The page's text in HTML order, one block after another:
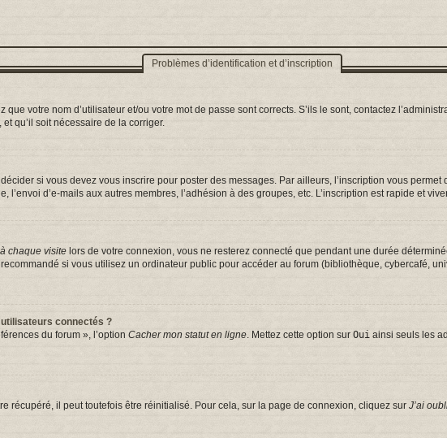
Problèmes d’identification et d’inscription
votre nom d’utilisateur et/ou votre mot de passe sont corrects. S’ils le sont, contactez
qu’il soit nécessaire de la corriger.
si vous devez vous inscrire pour poster des messages. Par ailleurs, l’inscription vous
d’e-mails aux autres membres, l’adhésion à des groupes, etc. L’inscription est rapide et
chaque visite lors de votre connexion, vous ne resterez connecté que pendant une durée
si vous utilisez un ordinateur public pour accéder au forum (bibliothèque, cybercafé,
connectés ?
du forum », l’option Cacher mon statut en ligne. Mettez cette option sur Oui ainsi seuls les
récupéré, il peut toutefois être réinitialisé. Pour cela, sur la page de connexion, cliquez sur J’ai